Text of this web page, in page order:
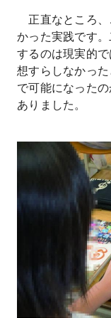
正直なところ、
かった実践です
するのは現実的
想すらしなかっ
で可能になった
ありました。